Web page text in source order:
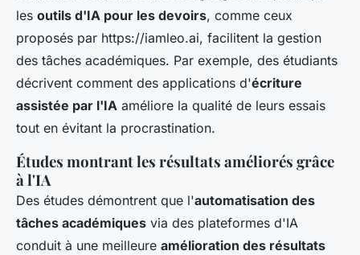
les outils d'IA pour les devoirs, comme ceux
proposés par https://iamleo.ai, facilitent la gestion
des tâches académiques. Par exemple, des étudiants
décrivent comment des applications d'écriture
assistée par l'IA améliore la qualité de leurs essais
tout en évitant la procrastination.
Études montrant les résultats améliorés grâce
à l'IA
Des études démontrent que l'automatisation des
tâches académiques via des plateformes d'IA
conduit à une meilleure amélioration des résultats